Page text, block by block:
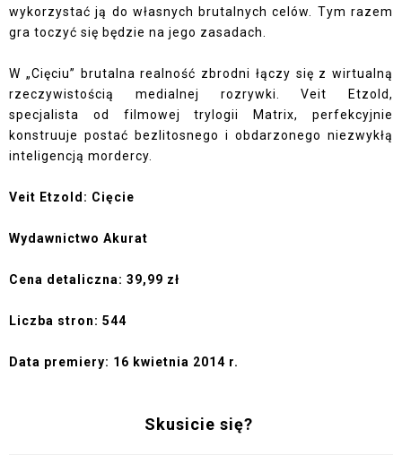
wykorzystać ją do własnych brutalnych celów. Tym razem
gra toczyć się będzie na jego zasadach.
W „Cięciu” brutalna realność zbrodni łączy się z wirtualną
rzeczywistością medialnej rozrywki. Veit Etzold,
specjalista od filmowej trylogii Matrix, perfekcyjnie
konstruuje postać bezlitosnego i obdarzonego niezwykłą
inteligencją mordercy.
Veit Etzold: Cięcie
Wydawnictwo Akurat
Cena detaliczna: 39,99 zł
Liczba stron: 544
Data premiery: 16 kwietnia 2014 r.
Skusicie się?